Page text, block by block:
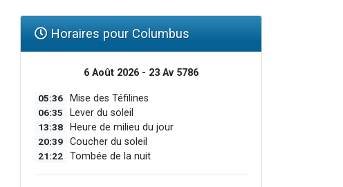
Horaires pour Columbus
6 Août 2026 - 23 Av 5786
05:36 Mise des Téfilines
06:35 Lever du soleil
13:38 Heure de milieu du jour
20:39 Coucher du soleil
21:22 Tombée de la nuit